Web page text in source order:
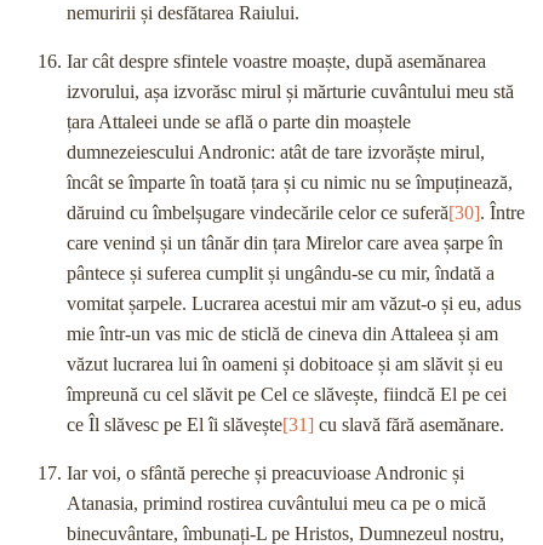
nemuririi și desfătarea Raiului.
Iar cât despre sfintele voastre moaște, după asemănarea
izvorului, așa izvorăsc mirul și mărturie cuvântului meu stă
țara Attaleei unde se află o parte din moaștele
dumnezeiescului Andronic: atât de tare izvorăște mirul,
încât se împarte în toată țara și cu nimic nu se împuținează,
dăruind cu îmbelșugare vindecările celor ce suferă[30]. Între
care venind și un tânăr din țara Mirelor care avea șarpe în
pântece și suferea cumplit și ungându-se cu mir, îndată a
vomitat șarpele. Lucrarea acestui mir am văzut-o și eu, adus
mie într-un vas mic de sticlă de cineva din Attaleea și am
văzut lucrarea lui în oameni și dobitoace și am slăvit și eu
împreună cu cel slăvit pe Cel ce slăvește, fiindcă El pe cei
ce Îl slăvesc pe El îi slăvește[31] cu slavă fără asemănare.
Iar voi, o sfântă pereche și preacuvioase Andronic și
Atanasia, primind rostirea cuvântului meu ca pe o mică
binecuvântare, îmbunați-L pe Hristos, Dumnezeul nostru,